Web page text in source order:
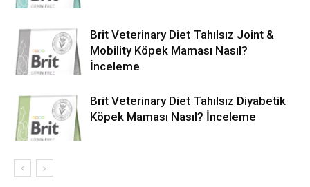
Brit Veterinary Diet Tahılsız Joint &
Mobility Köpek Maması Nasıl?
İnceleme
Brit Veterinary Diet Tahılsız Diyabetik
Köpek Maması Nasıl? İnceleme